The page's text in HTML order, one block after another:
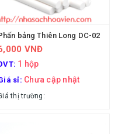
bảng Thiên Long DC-02
VNĐ
1 hộp
sỉ: Chưa cập nhật
thị trường: